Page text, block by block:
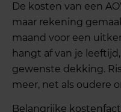
De kosten van een
maar rekening
maand voor een
hangt af van je
gewenste dekking.
meer, net als oudere
Belangrijke